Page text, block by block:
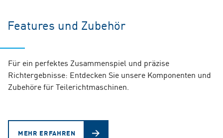
Features und Zubehör
Für ein perfektes Zusammenspiel und präzise
Richtergebnisse: Entdecken Sie unsere Komponenten und
Zubehöre für Teilerichtmaschinen.
MEHR ERFAHREN